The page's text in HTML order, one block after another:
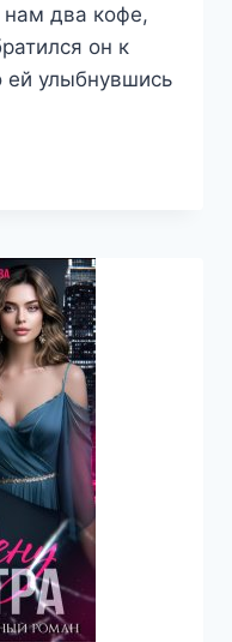
нам два кофе,
он к
ей улыбнувшись